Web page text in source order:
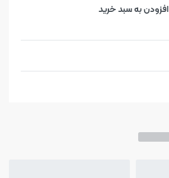
افزودن به سبد خرید